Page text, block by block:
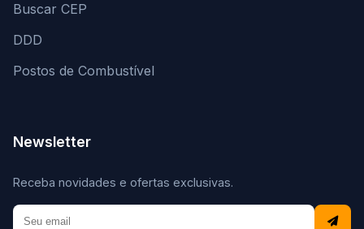
Buscar CEP
DDD
Postos de Combustível
Newsletter
Receba novidades e ofertas exclusivas.